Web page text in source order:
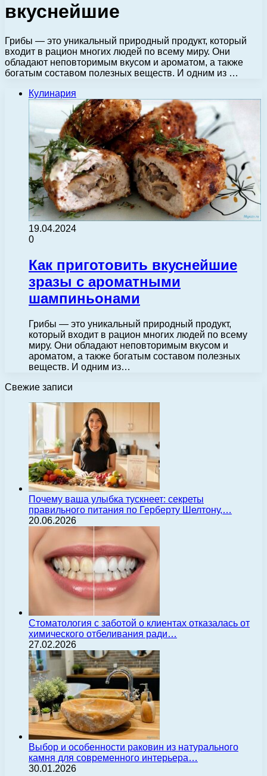
вкуснейшие
Грибы — это уникальный природный продукт, который
входит в рацион многих людей по всему миру. Они
обладают неповторимым вкусом и ароматом, а также
богатым составом полезных веществ. И одним из …
Кулинария
19.04.2024
0
Как приготовить вкуснейшие
зразы с ароматными
шампиньонами
Грибы — это уникальный природный продукт,
который входит в рацион многих людей по всему
миру. Они обладают неповторимым вкусом и
ароматом, а также богатым составом полезных
веществ. И одним из…
Свежие записи
Почему ваша улыбка тускнеет: секреты
правильного питания по Герберту Шелтону,…
20.06.2026
Стоматология с заботой о клиентах отказалась от
химического отбеливания ради…
27.02.2026
Выбор и особенности раковин из натурального
камня для современного интерьера…
30.01.2026